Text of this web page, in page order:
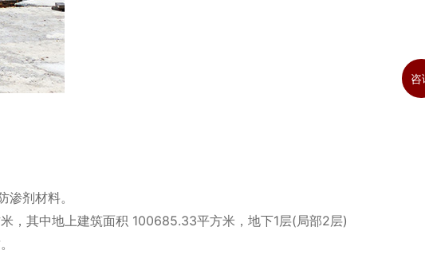
剂材料。
，其中地上建筑面积 100685.33平方米，地下1层(局部2层)
咨